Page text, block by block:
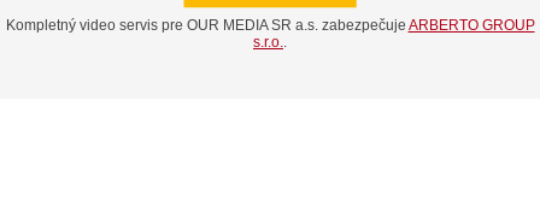
Kompletný video servis pre OUR MEDIA SR a.s. zabezpečuje ARBERTO GROUP
s.r.o..